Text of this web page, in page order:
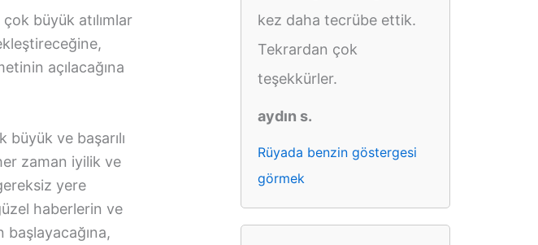
büyük atılımlar
açılacağına
büyük ve başarılı
zaman iyilik ve
yere
haberlerin ve
başlayacağına,
kez daha tecrübe ettik.
Tekrardan çok
teşekkürler.
aydın s.
Rüyada benzin göstergesi
görmek